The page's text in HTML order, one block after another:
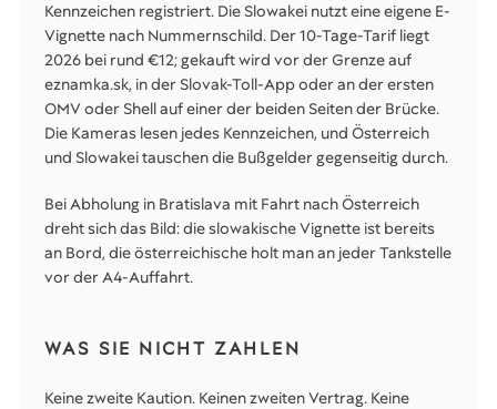
Kennzeichen registriert. Die Slowakei nutzt eine eigene E-
Vignette nach Nummernschild. Der 10-Tage-Tarif liegt
2026 bei rund €12; gekauft wird vor der Grenze auf
eznamka.sk, in der Slovak-Toll-App oder an der ersten
OMV oder Shell auf einer der beiden Seiten der Brücke.
Die Kameras lesen jedes Kennzeichen, und Österreich
und Slowakei tauschen die Bußgelder gegenseitig durch.
Bei Abholung in Bratislava mit Fahrt nach Österreich
dreht sich das Bild: die slowakische Vignette ist bereits
an Bord, die österreichische holt man an jeder Tankstelle
vor der A4-Auffahrt.
WAS SIE NICHT ZAHLEN
Keine zweite Kaution. Keinen zweiten Vertrag. Keine